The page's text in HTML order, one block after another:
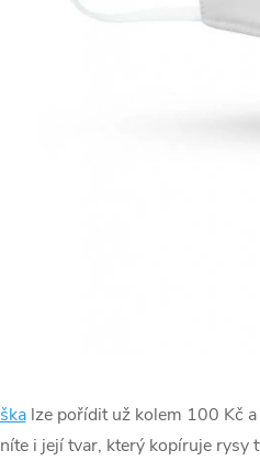
lze pořídit už kolem 100 Kč a
i její tvar, který kopíruje rysy